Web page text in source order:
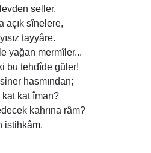
seller.
açık sînelere,
tayyâre.
yağan mermîler...
bu tehdîde güler!
hasmından;
kat kat îman?
kahrına râm?
istihkâm.